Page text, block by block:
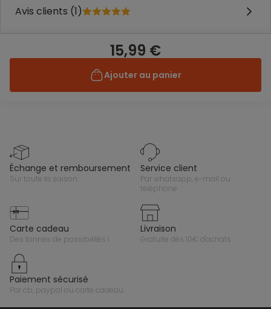
Avis clients (1)
15,99 €
Ajouter au panier
échange et remboursement
sur toute la saison
service client
par whatsapp, e-mail ou
téléphone
carte cadeau
des tonnes de possibilités !
livraison
gratuite dès 10€ d'achats
paiement sécurisé
par cb, paypal ou carte cadeau